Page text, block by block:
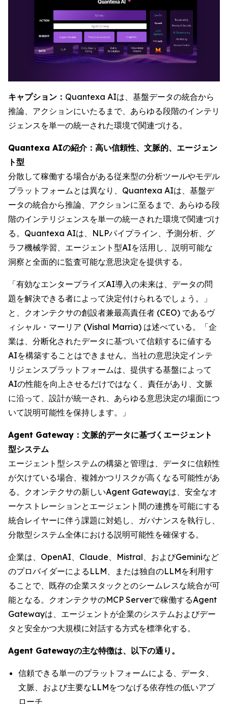
キャプション： Quantexa AIは、基盤データの統合から
推論、アクションにいたるまで、あらゆる段階のインテリ
ジェンスを単一の統一された環境で関連づける。
Quantexa AIの紹介：高い信頼性、文脈的、エージェン
ト型
分散して稼働する場合がある従来型の分析ツールやモデル
プラットフォームとは異なり、Quantexa AIは、基盤デ
ータの統合から推論、アクションに至るまで、あらゆる段
階のインテリジェンスを単一の統一された環境で関連づけ
る。Quantexa AIは、NLPパイプライン、予測分析、グ
ラフ機械学習、エージェント型AIを活用し、説明可能な
洞察と全面的に監査可能な意思決定を提供する。
「有効なエンタープライズAI導入の未来は、データの問
題を解決できる者によって決定付けられるでしょう。」
と、クオンテクサの創設者兼最高責任者 (CEO) であるヴ
ィシャル・マーリア (Vishal Marria) は述べている。「企
業は、分断化されたデータに基づいて信頼するに値する
AIを構築することはできません。当社の意思決定インテ
リジェンスプラットフォームは、提供する基盤によって
AIの性能を向上させるだけではなく、責任があり、文脈
に沿って、設計が統一され、あらゆる意思決定の場面につ
いて説明可能性を保持します。」
Agent Gateway：文脈的データに基づくエージェント
型システム
エージェント型システムの構築と管理は、データに信頼性
が欠けている場合、複雑かつリスクが高くなる可能性があ
る。クオンテクサの新しいAgent Gatewayは、安全なオ
ーケストレーションとエージェント間の連携を可能にする
統合レイヤーに伴う課題に対処し、ガバナンスを執行し、
分散型システム全体における説明可能性を確保する。
企業は、OpenAI、Claude、Mistral、およびGeminiなど
のプロバイダーによるLLM、または独自のLLMを利用す
ることで、既存の企業スタックとのシームレスな統合が可
能となる。クオンテクサのMCP Serverで稼働するAgent
Gatewayは、エージェントが企業のシステムおよびデー
タと安全かつ大規模に対話する方式を標準化する。
Agent Gatewayの主な特徴は、以下の通り。
信頼できる単一のプラットフォームによる、データ、
文脈、および主要なLLMをつなげる依存性の低いアプ
ローチ